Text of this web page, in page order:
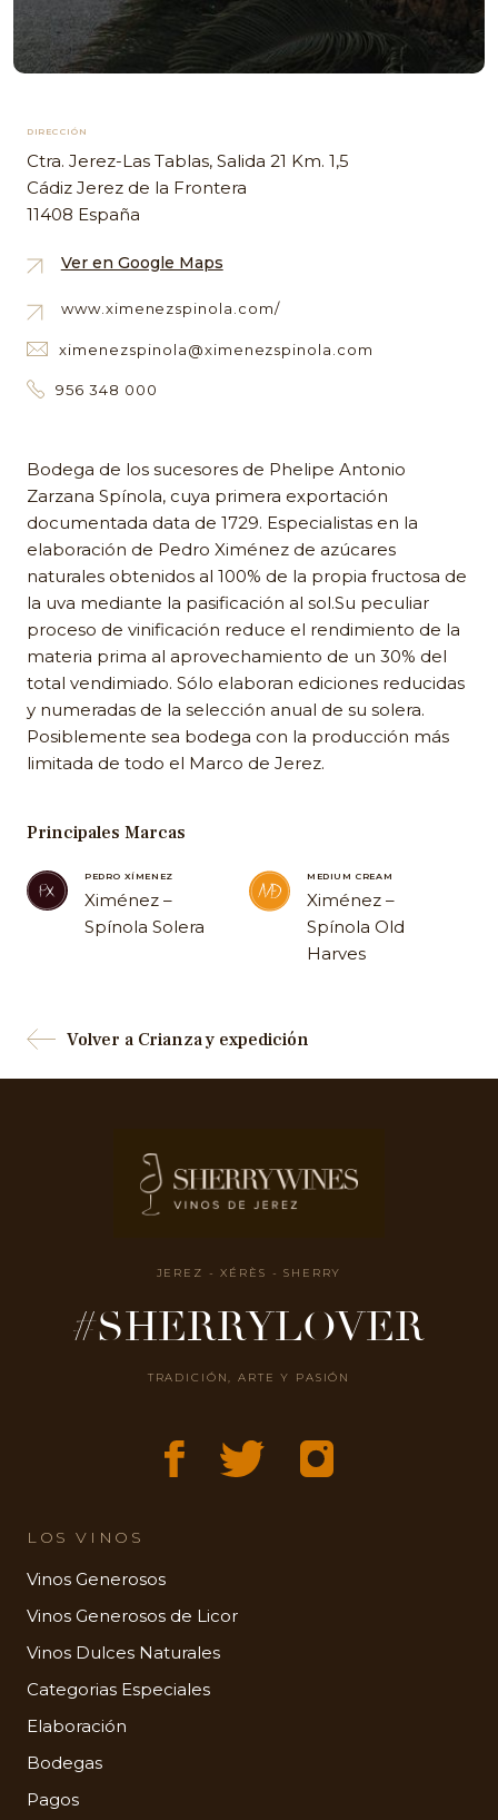
DIRECCIÓN
Ctra. Jerez-Las Tablas, Salida 21 Km. 1,5
Cádiz Jerez de la Frontera
11408 España
Ver en Google Maps
www.ximenezspinola.com/
ximenezspinola@ximenezspinola.com
956 348 000
Bodega de los sucesores de Phelipe Antonio
Zarzana Spínola, cuya primera exportación
documentada data de 1729. Especialistas en la
elaboración de Pedro Ximénez de azúcares
naturales obtenidos al 100% de la propia fructosa de
la uva mediante la pasificación al sol.Su peculiar
proceso de vinificación reduce el rendimiento de la
materia prima al aprovechamiento de un 30% del
total vendimiado. Sólo elaboran ediciones reducidas
y numeradas de la selección anual de su solera.
Posiblemente sea bodega con la producción más
limitada de todo el Marco de Jerez.
Principales Marcas
PEDRO XÍMENEZ
Ximénez –
Spínola Solera
MEDIUM CREAM
Ximénez –
Spínola Old
Harves
Volver a Crianza y expedición
JEREZ - XÉRÈS - SHERRY
#SHERRYLOVER
TRADICIÓN, ARTE Y PASIÓN
LOS VINOS
Vinos Generosos
Vinos Generosos de Licor
Vinos Dulces Naturales
Categorias Especiales
Elaboración
Bodegas
Pagos